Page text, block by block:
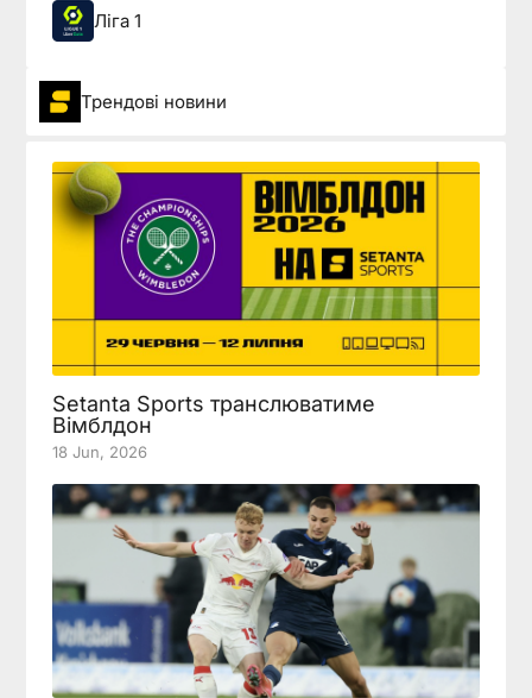
Ліга 1
Трендові новини
Setanta Sports транслюватиме
Вімблдон
18 Jun, 2026